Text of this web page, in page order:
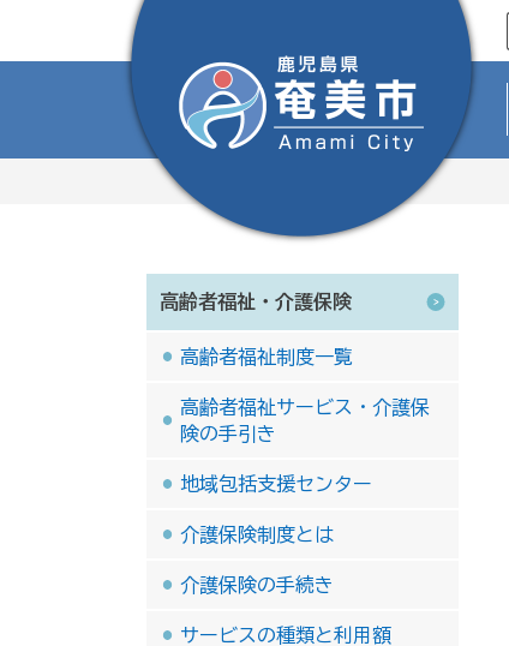
高齢者福祉・介護保険
高齢者福祉制度一覧
高齢者福祉サービス・介護保
険の手引き
地域包括支援センター
介護保険制度とは
介護保険の手続き
サービスの種類と利用額